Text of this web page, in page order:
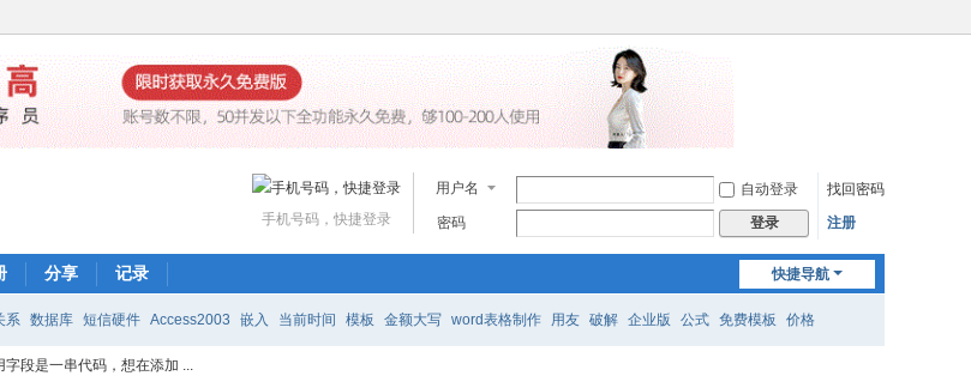
用户名 自动登录
找回密码
密码
登录 注册
手机号码，快捷登录
快捷导航
分享 记录
系 数据库 短信硬件 Access2003 嵌入 当前时间 模板 金额大写 word表格制作 用友 破解 企业版 公式 免费模板 价格
编辑公式 打印 下载 工作流
段是一串代码，想在添加 ...